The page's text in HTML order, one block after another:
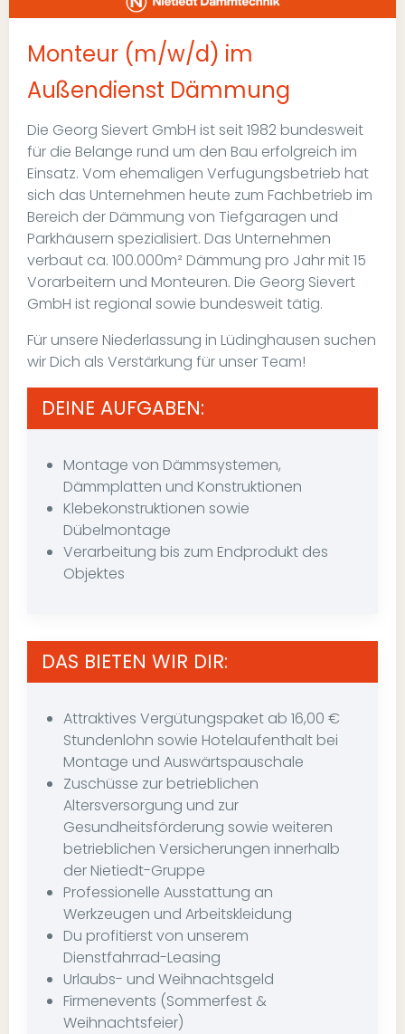
Monteur (m/w/d) im
Außendienst Dämmung
Die Georg Sievert GmbH ist seit 1982 bundesweit
für die Belange rund um den Bau erfolgreich im
Einsatz. Vom ehemaligen Verfugungsbetrieb hat
sich das Unternehmen heute zum Fachbetrieb im
Bereich der Dämmung von Tiefgaragen und
Parkhäusern spezialisiert. Das Unternehmen
verbaut ca. 100.000m² Dämmung pro Jahr mit 15
Vorarbeitern und Monteuren. Die Georg Sievert
GmbH ist regional sowie bundesweit tätig.
Für unsere Niederlassung in Lüdinghausen suchen
wir Dich als Verstärkung für unser Team!
DEINE AUFGABEN:
Montage von Dämmsystemen,
Dämmplatten und Konstruktionen
Klebekonstruktionen sowie
Dübelmontage
Verarbeitung bis zum Endprodukt des
Objektes
DAS BIETEN WIR DIR:
Attraktives Vergütungspaket ab 16,00 €
Stundenlohn sowie Hotelaufenthalt bei
Montage und Auswärtspauschale
Zuschüsse zur betrieblichen
Altersversorgung und zur
Gesundheitsförderung sowie weiteren
betrieblichen Versicherungen innerhalb
der Nietiedt-Gruppe
Professionelle Ausstattung an
Werkzeugen und Arbeitskleidung
Du profitierst von unserem
Dienstfahrrad-Leasing
Urlaubs- und Weihnachtsgeld
Firmenevents (Sommerfest &
Weihnachtsfeier)